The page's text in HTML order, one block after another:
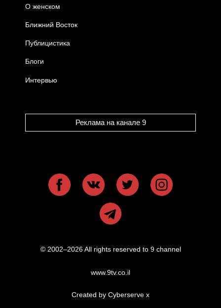
О женском
Ближний Восток
Публицистика
Блоги
Интервью
Реклама на канале 9
© 2002–2026 All rights reserved to 9 channel
www.9tv.co.il
Created by Cyberserve x